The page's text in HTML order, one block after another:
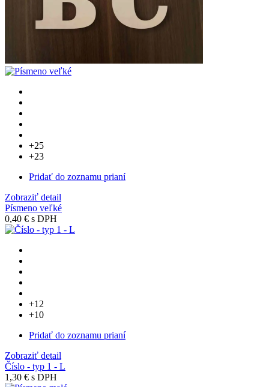
+25
+23
Pridať do zoznamu prianí
Zobraziť detail
Písmeno veľké
0,40 € s DPH
+12
+10
Pridať do zoznamu prianí
Zobraziť detail
Číslo - typ 1 - L
1,30 € s DPH